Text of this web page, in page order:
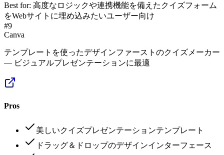
Best for: 高度なロジックや連携機能を備えたクイズフォーム
をWebサイトに埋め込みたいユーザー向け
#9
Canva
テンプレートを使ったデザインファーストのクイズメーカー
— ビジュアルプレゼンテーションに最適
Pros
美しいクイズプレゼンテーションテンプレート
ドラッグ＆ドロップのデザインインターフェース